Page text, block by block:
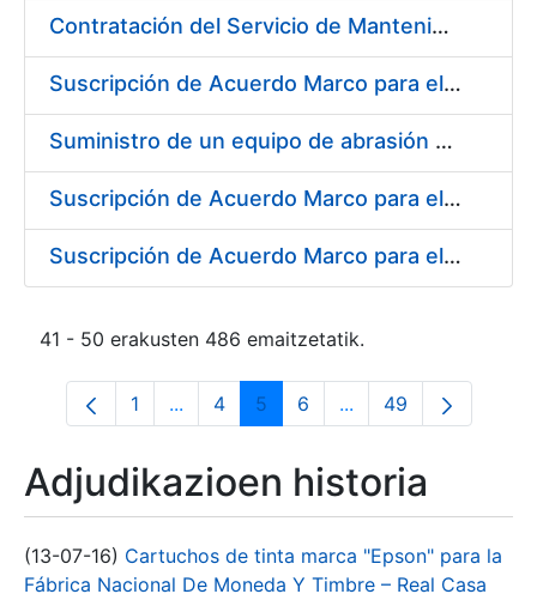
Contratación del Servicio de Mantenimiento de Carretillas Transportadoras-elevadoras
Suscripción de Acuerdo Marco para el Suministro de Material de Filtración
Suministro de un equipo de abrasión para ensayos de laboratorio
Suscripción de Acuerdo Marco para el Suministro de Material de Neumática
Suscripción de Acuerdo Marco para el Suministro de Material de Ferretería de la Entidad Pública Empresarial Fábrica Nacional de Moneda y Timbre-Real Casa de la Moneda
41 - 50 erakusten 486 emaitzetatik.
Orrialdea
1 ...Intermediate Pages Use TAB to
Orrialdea
4 Orrialdea
5 Orrialdea
6 ...Intermediate Pages
Orrialdea
49
Adjudikazioen historia
(13-07-16) Cartuchos de tinta marca "Epson" para la
Fábrica Nacional De Moneda Y Timbre – Real Casa